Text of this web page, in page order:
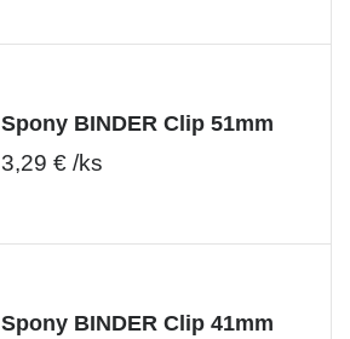
Spony BINDER Clip 51mm
3,29 € /ks
Spony BINDER Clip 41mm